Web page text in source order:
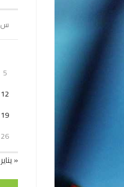
س
5
12
19
26
« يناير